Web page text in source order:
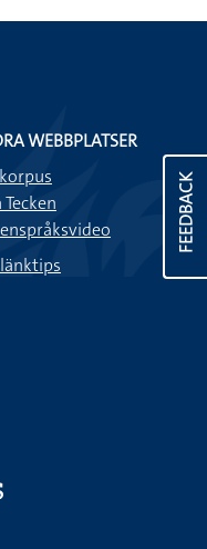
FEEDBACK
WEBBPLATSER